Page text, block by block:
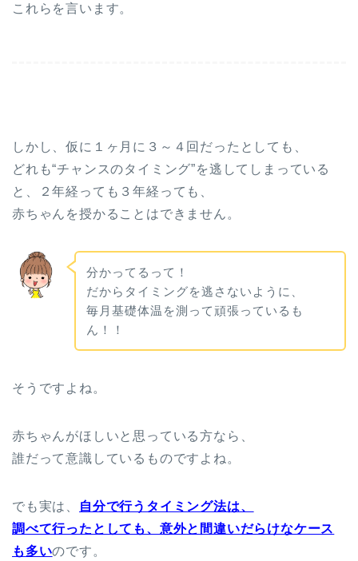
これらを言います。
しかし、仮に１ヶ月に３～４回だったとしても、
どれも“チャンスのタイミング”を逃してしまっている
と、２年経っても３年経っても、
赤ちゃんを授かることはできません。
分かってるって！
だからタイミングを逃さないように、
毎月基礎体温を測って頑張っているも
ん！！
そうですよね。
赤ちゃんがほしいと思っている方なら、
誰だって意識しているものですよね。
でも実は、
自分で行うタイミング法は、
調べて行ったとしても、意外と間違いだらけなケース
も多いのです。